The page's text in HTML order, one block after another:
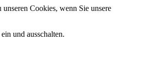
Cookies, wenn Sie unsere
und ausschalten.